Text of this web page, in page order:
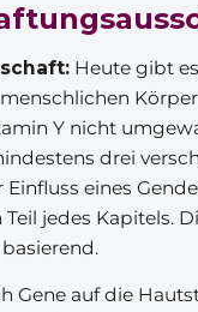
Heute gibt
Y nicht
drei
Einfluss eines
Teil jedes Kapitels.
Gene auf die